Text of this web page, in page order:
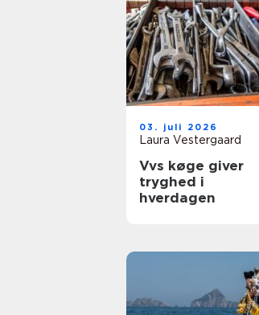
03. juli 2026
Laura Vestergaard
Vvs køge giver
tryghed i
hverdagen